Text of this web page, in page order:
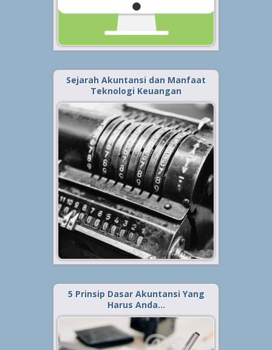
dengan istilah ‘pembukuan
keuangan’...
Baca Selengkapnya »
Sejarah Akuntansi dan Manfaat
Teknologi Keuangan
Diterbitkan tanggal 19 Jan 2023, dalam kategori
Ekonomi
,
Keuangan
.
Sejarah akuntansi telah terjadi
selama berabad-abad dan
merupakan bagian yang tidak
terpisahkan dari kemajuan
manusia dalam mengatur dan
mengelola keuangan. Akuntansi
berasal dari kata “account” yang
berarti “rekening” atau “catatan”,
yang menggambarkan...
Baca Selengkapnya »
5 Prinsip Dasar Akuntansi Yang
Harus Anda…
Diterbitkan tanggal 2 Jan 2022, dalam kategori
Bisnis
,
Keuangan
,